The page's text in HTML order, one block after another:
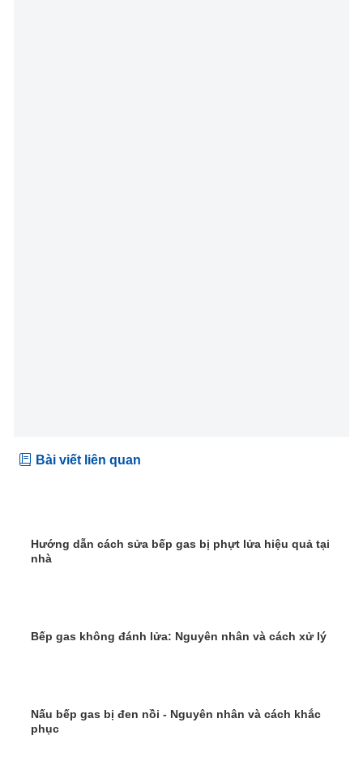
Bài viết liên quan
Hướng dẫn cách sửa bếp gas bị phựt lửa hiệu quả tại
nhà
Bếp gas không đánh lửa: Nguyên nhân và cách xử lý
Nấu bếp gas bị đen nồi - Nguyên nhân và cách khắc
phục